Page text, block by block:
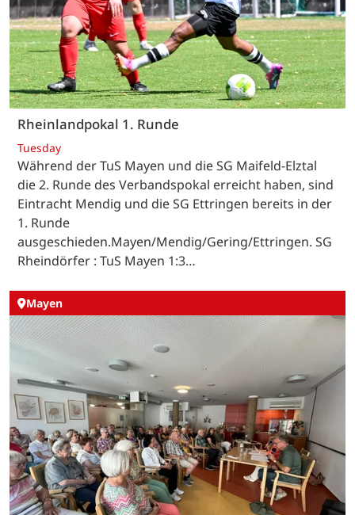
Rheinlandpokal 1. Runde
Tuesday
Während der TuS Mayen und die SG Maifeld-Elztal
die 2. Runde des Verbandspokal erreicht haben, sind
Eintracht Mendig und die SG Ettringen bereits in der
1. Runde
ausgeschieden.Mayen/Mendig/Gering/Ettringen. SG
Rheindörfer : TuS Mayen 1:3…
Mayen